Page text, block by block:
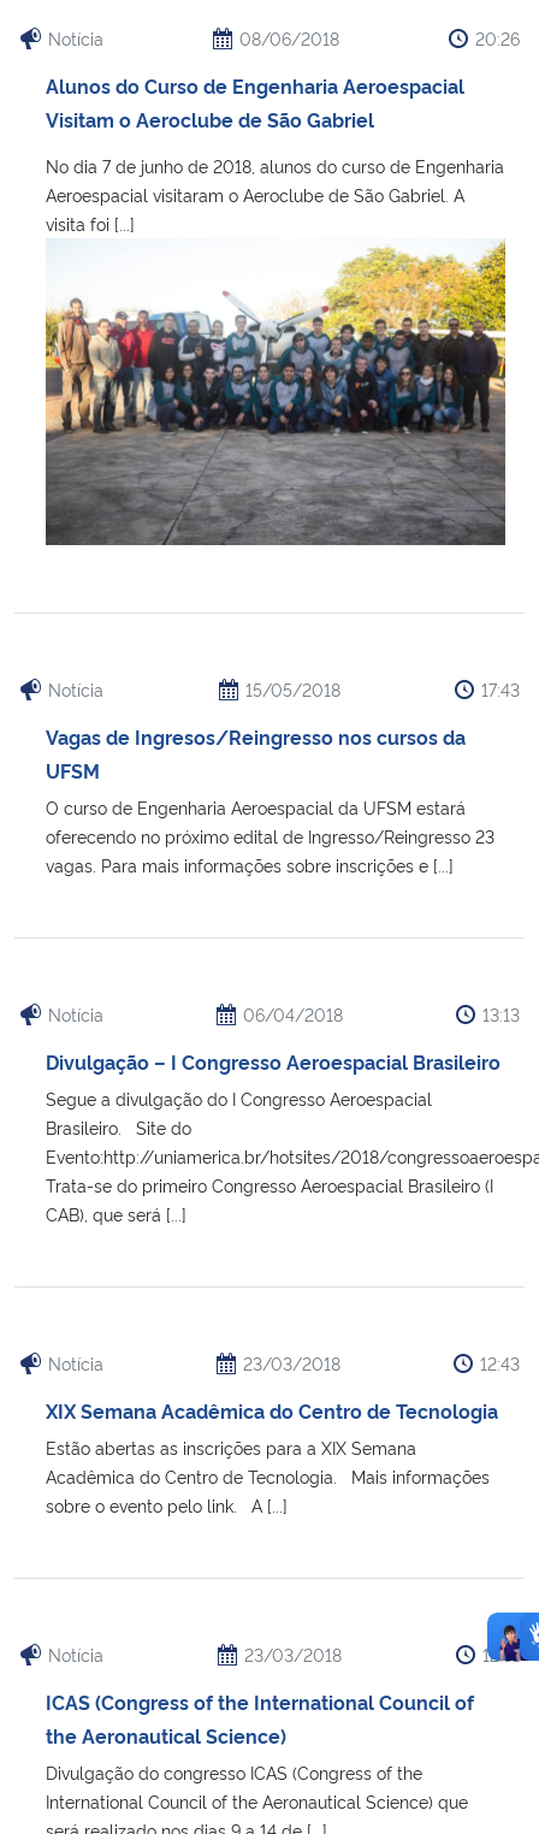
Notícia 08/06/2018 20:26
Alunos do Curso de Engenharia Aeroespacial
Visitam o Aeroclube de São Gabriel
No dia 7 de junho de 2018, alunos do curso de Engenharia
Aeroespacial visitaram o Aeroclube de São Gabriel. A
visita foi [...]
Notícia 15/05/2018 17:43
Vagas de Ingresos/Reingresso nos cursos da
UFSM
O curso de Engenharia Aeroespacial da UFSM estará
oferecendo no próximo edital de Ingresso/Reingresso 23
vagas. Para mais informações sobre inscrições e [...]
Notícia 06/04/2018 13:13
Divulgação – I Congresso Aeroespacial Brasileiro
Segue a divulgação do I Congresso Aeroespacial
Brasileiro. Site do
Evento:http://uniamerica.br/hotsites/2018/
Trata-se do primeiro Congresso Aeroespacial Brasileiro (I
CAB), que será [...]
Notícia 23/03/2018 12:43
XIX Semana Acadêmica do Centro de Tecnologia
Estão abertas as inscrições para a XIX Semana
Acadêmica do Centro de Tecnologia. Mais informações
sobre o evento pelo link. A [...]
Notícia 23/03/2018 12:31
ICAS (Congress of the International Council of
the Aeronautical Science)
Divulgação do congresso ICAS (Congress of the
International Council of the Aeronautical Science) que